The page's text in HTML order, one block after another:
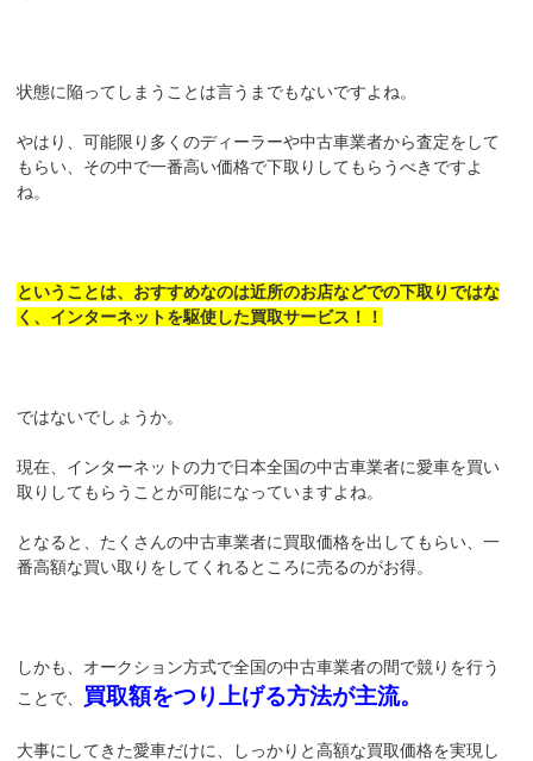
状態に陥ってしまうことは言うまでもないですよね。
やはり、可能限り多くのディーラーや中古車業者から査定をして
もらい、その中で一番高い価格で下取りしてもらうべきですよ
ね。
ということは、おすすめなのは近所のお店などでの下取りではな
く、インターネットを駆使した買取サービス！！
ではないでしょうか。
現在、インターネットの力で日本全国の中古車業者に愛車を買い
取りしてもらうことが可能になっていますよね。
となると、たくさんの中古車業者に買取価格を出してもらい、一
番高額な買い取りをしてくれるところに売るのがお得。
しかも、オークション方式で全国の中古車業者の間で競りを行う
ことで、 買取額をつり上げる方法が主流。
大事にしてきた愛車だけに、しっかりと高額な買取価格を実現し